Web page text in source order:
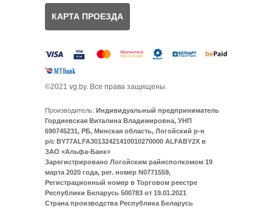
Производитель: Индивидуальный предприниматель
Гордиевская Виталина Владимировна, УНП
690745231, РБ, Минская область, Логойский р-н
р/с BY77ALFA30132421410010270000 ALFABY2X в
ЗАО «Альфа-Банк»
Зарегистрировано Логойским райисполкомом 19
марта 2020 года, рег. номер N0771559,
Регистрационный номер в Торговом реестре
Республики Беларусь 500783 от 19.01.2021
Страна производства Республика Беларусь
КАРТА ПРОЕЗДА
©2021 vg.by. Все права защищены.